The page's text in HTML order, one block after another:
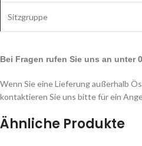
Sitzgruppe
Bei Fragen rufen Sie uns an unter
Wenn Sie eine Lieferung außerhalb
kontaktieren Sie uns bitte für ein
Ähnliche Produkte